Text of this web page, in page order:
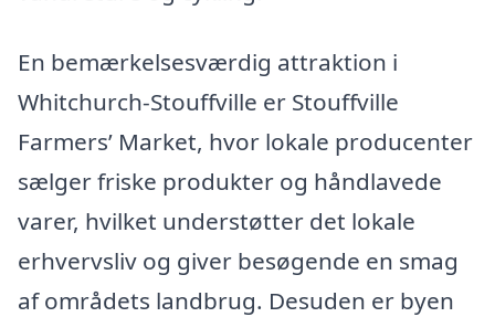
En bemærkelsesværdig attraktion i
Whitchurch-Stouffville er Stouffville
Farmers’ Market, hvor lokale producenter
sælger friske produkter og håndlavede
varer, hvilket understøtter det lokale
erhvervsliv og giver besøgende en smag
af områdets landbrug. Desuden er byen